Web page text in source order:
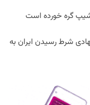
گره خورده است
شرط رسیدن ایران به